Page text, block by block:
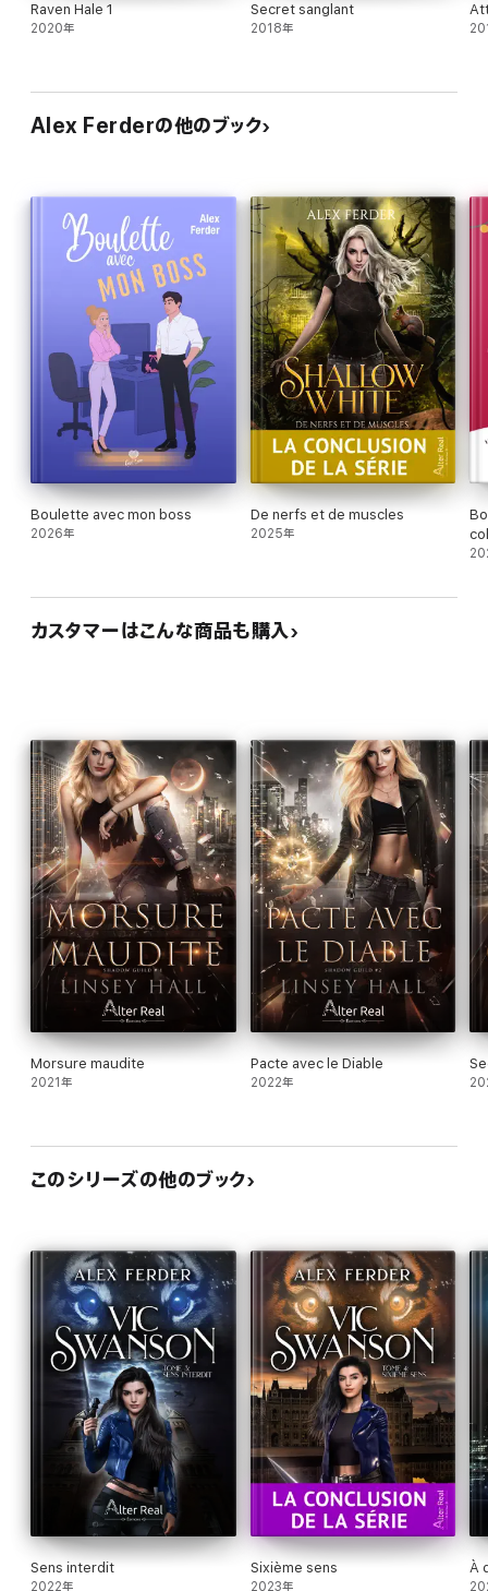
Raven Hale 1
2020年
Secret sanglant
2018年
Alex Ferderの他のブック
Boulette avec mon boss
2026年
De nerfs et de muscles
2025年
カスタマーはこんな商品も購入
Morsure maudite
2021年
Pacte avec le Diable
2022年
このシリーズの他のブック
Sens interdit
2022年
Sixième sens
2023年
À